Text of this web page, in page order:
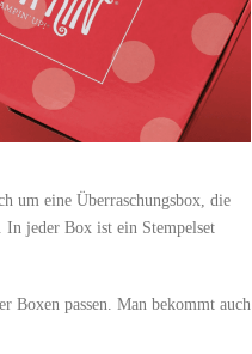
um eine Überraschungsbox, die
In jeder Box ist ein Stempelset
passen. Man bekommt auch